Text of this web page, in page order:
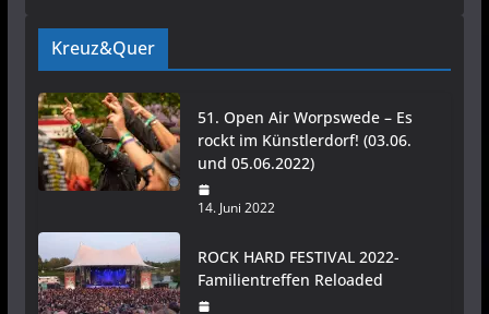
Kreuz&Quer
51. Open Air Worpswede – Es
rockt im Künstlerdorf! (03.06.
und 05.06.2022)
14. Juni 2022
ROCK HARD FESTIVAL 2022-
Familientreffen Reloaded